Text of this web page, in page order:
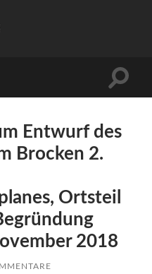
Entwurf des
Brocken 2.
Ortsteil
2018